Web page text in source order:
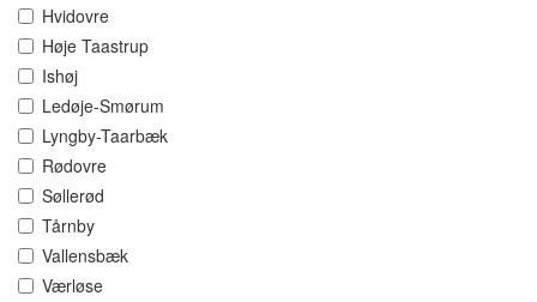
Hvidovre
Høje Taastrup
Ishøj
Ledøje-Smørum
Lyngby-Taarbæk
Rødovre
Søllerød
Tårnby
Vallensbæk
Værløse